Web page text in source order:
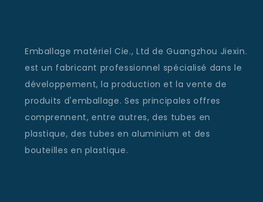
Emballage matériel Cie., Ltd de Guangzhou Jiexin.
est un fabricant professionnel spécialisé dans le
développement, la production et la vente de
produits d'emballage. Ses principales offres
comprennent, entre autres, des tubes en
plastique, des tubes en aluminium et des
bouteilles en plastique.